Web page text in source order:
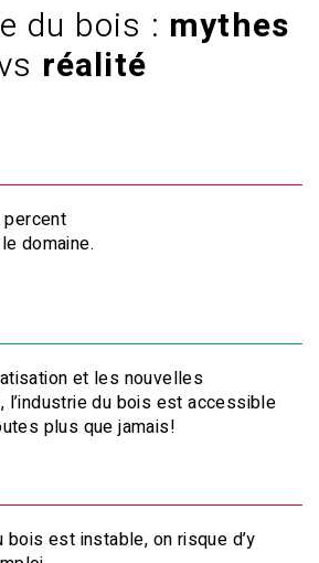
du bois : mythes
réalité
domaine.
et les nouvelles
l’industrie du bois est accessible
plus que jamais!
bois est instable, on risque d’y